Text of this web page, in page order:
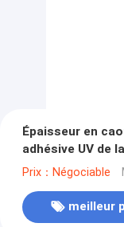
Épaisseur en
adhésive UV de
rouge
Prix：Négociable
meilleur